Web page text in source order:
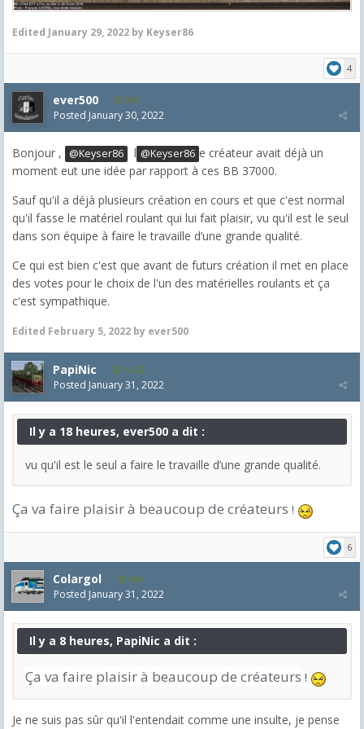
Edited January 29, 2022 by Keyser86
4
ever500 295
Posted January 30, 2022
Bonjour , @Keyser86 l @Keyser86 e créateur avait déjà un
moment eut une idée par rapport à ces BB 37000.
Sauf qu'il a déjà plusieurs création en cours et que c'est normal
qu'il fasse le matériel roulant qui lui fait plaisir, vu qu'il est le seul
dans son équipe à faire le travaille d’une grande qualité.
Ce qui est bien c'est que avant de futurs création il met en place
des votes pour le choix de l'un des matérielles roulants et ça
c'est sympathique.
Edited February 5, 2022 by ever500
PapiNic 1,422
Posted January 31, 2022
Il y a 18 heures, ever500 a dit :
vu qu'il est le seul a faire le travaille d’une grande qualité.
Ça va faire plaisir à beaucoup de créateurs !
6
Colargol 408
Posted January 31, 2022
Il y a 8 heures, PapiNic a dit :
Ça va faire plaisir à beaucoup de créateurs !
Je ne suis pas sûr qu'il l'entendait comme une insulte, je pense